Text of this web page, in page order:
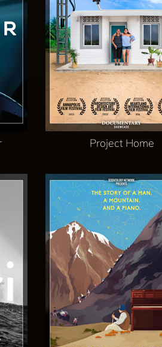
Project Home